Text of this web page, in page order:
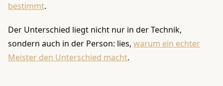
bestimmt.
Der Unterschied liegt nicht nur in der Technik,
sondern auch in der Person: lies, warum ein echter
Meister den Unterschied macht.